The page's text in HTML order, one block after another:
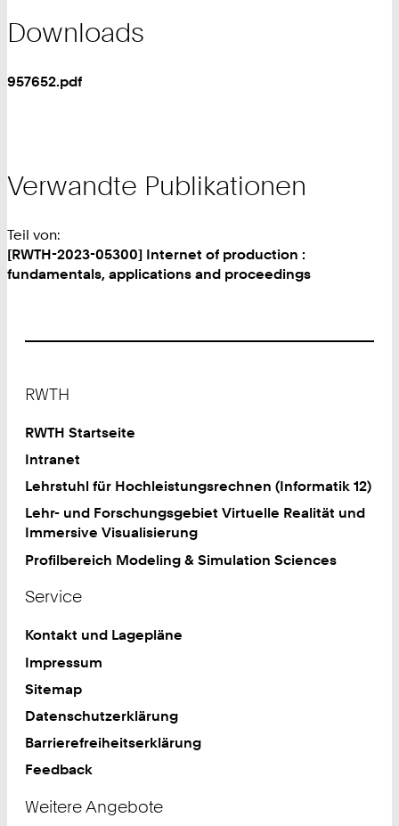
Downloads
957652.pdf
Verwandte Publikationen
Teil von:
[RWTH-2023-05300] Internet of production :
fundamentals, applications and proceedings
RWTH
RWTH Startseite
Intranet
Lehrstuhl für Hochleistungsrechnen (Informatik 12)
Lehr- und Forschungsgebiet Virtuelle Realität und
Immersive Visualisierung
Profilbereich Modeling & Simulation Sciences
Service
Kontakt und Lagepläne
Impressum
Sitemap
Datenschutzerklärung
Barrierefreiheitserklärung
Feedback
Weitere Angebote